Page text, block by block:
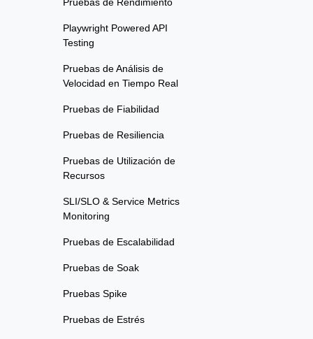
Playwright Powered API
Testing
Pruebas de Análisis de
Velocidad en Tiempo Real
Pruebas de Fiabilidad
Pruebas de Resiliencia
Pruebas de Utilización de
Recursos
SLI/SLO & Service Metrics
Monitoring
Pruebas de Escalabilidad
Pruebas de Soak
Pruebas Spike
Pruebas de Estrés